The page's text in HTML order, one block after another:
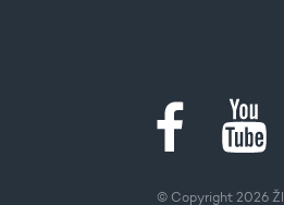
© Copyright 2026